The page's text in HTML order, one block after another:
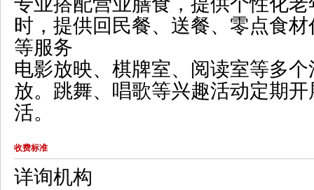
时，提供回民餐、送餐、零点食
等服务
电影放映、棋牌室、阅读室等多
放。跳舞、唱歌等兴趣活动定期
活。
收费标准
详询机构